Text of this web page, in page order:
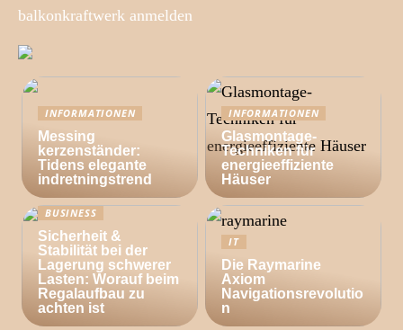
balkonkraftwerk anmelden
INFORMATIONEN
Messing
kerzenständer:
Tidens elegante
indretningstrend
INFORMATIONEN
Glasmontage-
Techniken für
energieeffiziente
Häuser
BUSINESS
Sicherheit &
Stabilität bei der
Lagerung schwerer
Lasten: Worauf beim
Regalaufbau zu
achten ist
IT
Die Raymarine
Axiom
Navigationsrevolutio
n